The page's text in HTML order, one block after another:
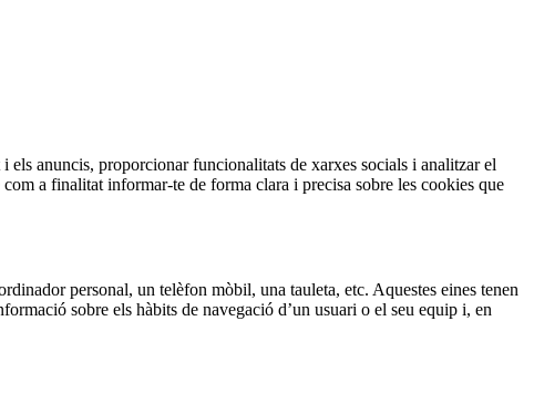
anuncis, proporcionar funcionalitats de xarxes socials i analitzar el
a finalitat informar-te de forma clara i precisa sobre les cookies que
personal, un telèfon mòbil, una tauleta, etc. Aquestes eines tenen
sobre els hàbits de navegació d’un usuari o el seu equip i, en